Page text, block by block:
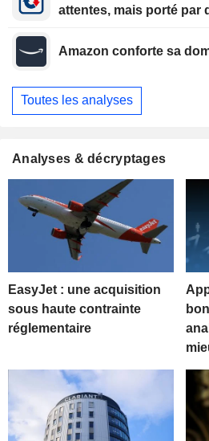
attentes, mais porté par
Amazon conforte sa
Toutes les analyses
Analyses & décryptages
EasyJet : une acquisition
sous haute contrainte
réglementaire